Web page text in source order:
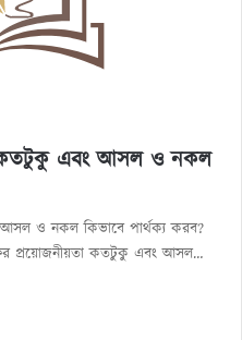
কতটুকু এবং আসল ও নকল
ও নকল কিভাবে পার্থক্য করব?
প্রয়োজনীয়তা কতটুকু এবং আসল…